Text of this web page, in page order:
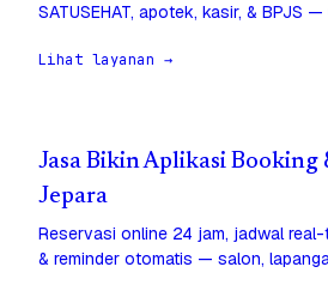
SATUSEHAT, apotek, kasir, & BPJS
Lihat layanan →
Jasa Bikin Aplikasi Booking
Jepara
Reservasi online 24 jam, jadwal real-
& reminder otomatis — salon,